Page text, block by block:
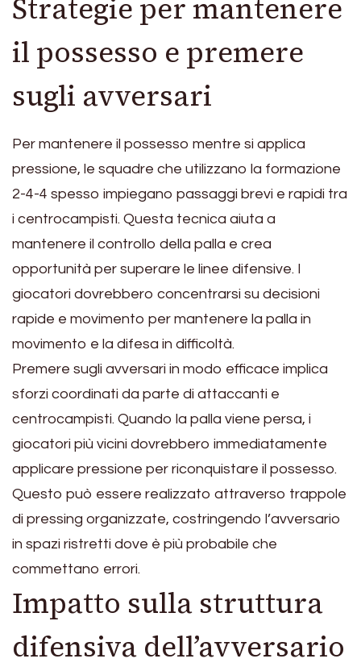
Strategie per mantenere
il possesso e premere
sugli avversari
Per mantenere il possesso mentre si applica
pressione, le squadre che utilizzano la formazione
2-4-4 spesso impiegano passaggi brevi e rapidi tra
i centrocampisti. Questa tecnica aiuta a
mantenere il controllo della palla e crea
opportunità per superare le linee difensive. I
giocatori dovrebbero concentrarsi su decisioni
rapide e movimento per mantenere la palla in
movimento e la difesa in difficoltà.
Premere sugli avversari in modo efficace implica
sforzi coordinati da parte di attaccanti e
centrocampisti. Quando la palla viene persa, i
giocatori più vicini dovrebbero immediatamente
applicare pressione per riconquistare il possesso.
Questo può essere realizzato attraverso trappole
di pressing organizzate, costringendo l’avversario
in spazi ristretti dove è più probabile che
commettano errori.
Impatto sulla struttura
difensiva dell’avversario